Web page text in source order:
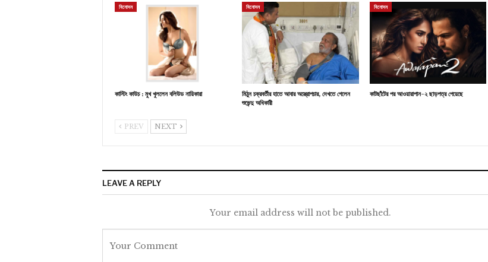
বিনোদন
কাস্টিং কাউচ : মুখ খুললেন বলিউড নায়িকারা
বিনোদন
মিঠুন চক্রবর্তীর হাতে আবার অস্ত্রোপচার, দেখতে গেলেন
শুভেন্দু অধিকারী
বিনোদন
কাটছাঁটের পর আওয়ারাপান-২ ছাড়পত্র পেয়েছে
PREV NEXT
LEAVE A REPLY
Your email address will not be published.